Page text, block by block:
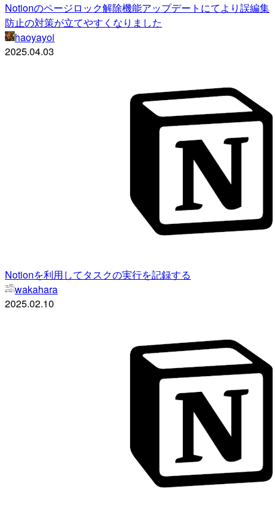
Notionのページロック解除機能アップデートにてより誤編集
防止の対策が立てやすくなりました
haoyayoi
2025.04.03
Notionを利用してタスクの実行を記録する
wakahara
2025.02.10